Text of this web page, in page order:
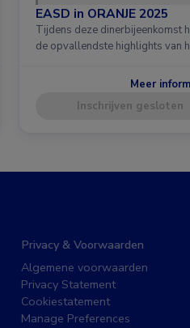
EASD in ORANJE 2025
Tijdens deze dinerbijeenkomst
de opvallendste highlights van
Meer
Inschrijven gesloten
Privacy & Voorwaarden
Algemene voorwaarden
Privacy Statement
Cookiestatement
Manage Preferences